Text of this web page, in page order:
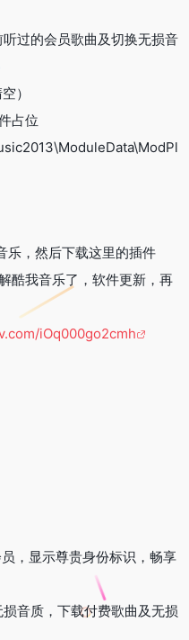
过的会员歌曲及切换无损音
）
占位
乐，然后下载这里的插件
酷我音乐了，软件更新，再
iOq000go2cmh
，显示尊贵身份标识，畅享
音质，下载付费歌曲及无损